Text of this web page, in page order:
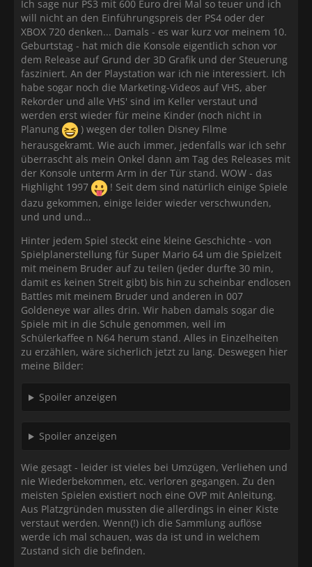
Ich sage nur PS3 mit 600 Euro drei Mal so teuer und ich
will nicht an den Einführungspreis der PS4 oder der
XBOX 720 denken... Damals - es war kurz vor meinem 10.
Geburtstag - hat mich die Konsole eigentlich schon vor
dem Release auf Grund der 3D Grafik und der Steuerung
fasziniert. An der Playstation war ich nie interessiert. Ich
habe sogar noch die Marketing-Videos auf VHS, aber
Rekorder und alle VHS' sind im Keller verstaut und
werden erst wieder für meine Kinder (noch nicht in
Planung
) wegen der tollen Disney Filme
herausgekramt. Wie auch immer, jedenfalls war ich sehr
überrascht als mein Onkel dann am Tag des Releases mit
der Konsole unterm Arm in der Tür stand. WOW - das
Highlight 1997
! Seit dem sind natürlich einige Spiele
dazu gekommen, einige leider wieder verschwunden,
und und und...
Hinter jedem Spiel steckt eine kleine Geschichte - von
Spielplanerstellung für Super Mario 64 um die Spielzeit
mit meinem Bruder auf zu teilen (jeder durfte 30 min,
damit es keinen Streit gibt) bis hin zu scheinbar endlosen
Battles mit meinem Bruder und anderen in 007
Goldeneye war alles drin. Wir haben damals sogar die
Spiele mit in die Schule genommen, weil im
Schülerkaffee n N64 herum stand. Alles in Einzelheiten
zu erzählen, wäre sicherlich jetzt zu lang. Deswegen hier
meine Bilder:
Spoiler anzeigen
Spoiler anzeigen
Wie gesagt - leider ist vieles bei Umzügen, Verliehen und
nie Wiederbekommen, etc. verloren gegangen. Zu den
meisten Spielen existiert noch eine OVP mit Anleitung.
Aus Platzgründen mussten die allerdings in einer Kiste
verstaut werden. Wenn(!) ich die Sammlung auflöse
werde ich mal schauen, was da ist und in welchem
Zustand sich die befinden.